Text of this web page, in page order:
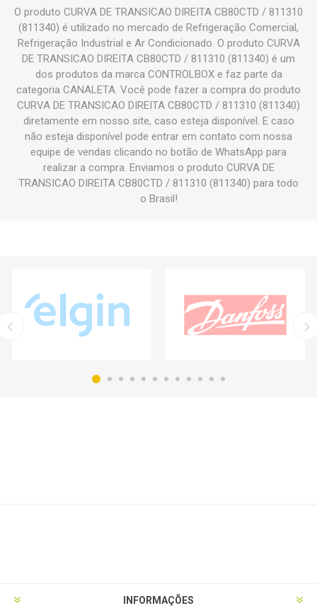
O produto CURVA DE TRANSICAO DIREITA CB80CTD / 811310
(811340) é utilizado no mercado de Refrigeração Comercial,
Refrigeração Industrial e Ar Condicionado. O produto CURVA
DE TRANSICAO DIREITA CB80CTD / 811310 (811340) é um
dos produtos da marca CONTROLBOX e faz parte da
categoria CANALETA. Você pode fazer a compra do produto
CURVA DE TRANSICAO DIREITA CB80CTD / 811310 (811340)
diretamente em nosso site, caso esteja disponível. E caso
não esteja disponível pode entrar em contato com nossa
equipe de vendas clicando no botão de WhatsApp para
realizar a compra. Enviamos o produto CURVA DE
TRANSICAO DIREITA CB80CTD / 811310 (811340) para todo
o Brasil!
INFORMAÇÕES